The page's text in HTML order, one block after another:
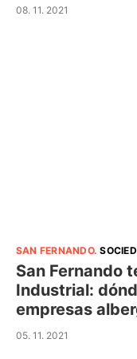
08. 11. 2021
SAN FERNANDO.
San Fernando
Industrial:
empresas
05. 11. 2021